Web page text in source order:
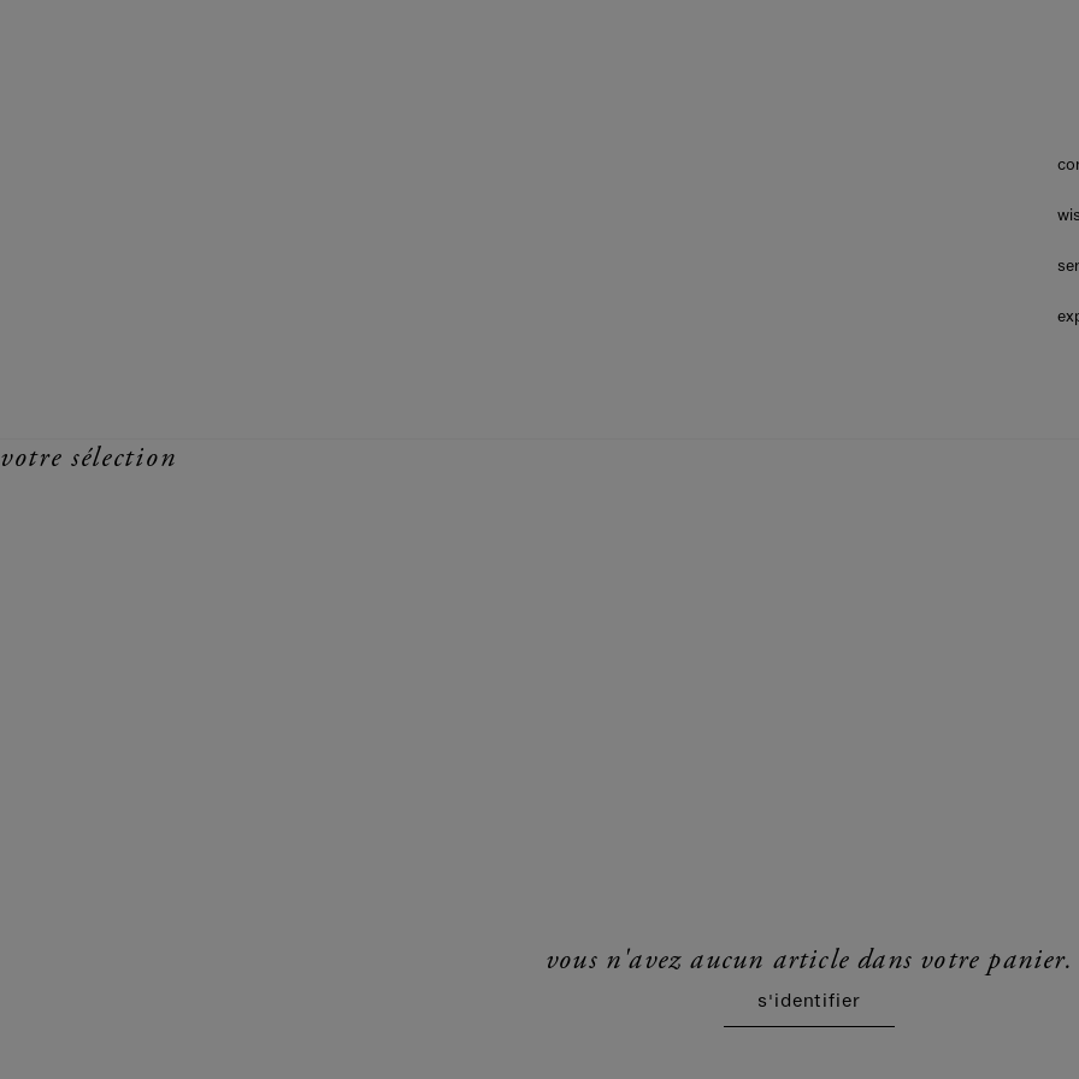
votre sélection
vous n'avez aucun article dans votre panier.
s'identifier